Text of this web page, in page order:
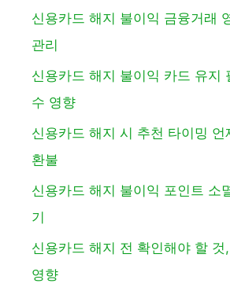
신용카드 해지 불이익 금융거래
관리
신용카드 해지 불이익 카드 유지
수 영향
신용카드 해지 시 추천 타이밍 언
환불
신용카드 해지 불이익 포인트 소
기
신용카드 해지 전 확인해야 할 것
영향